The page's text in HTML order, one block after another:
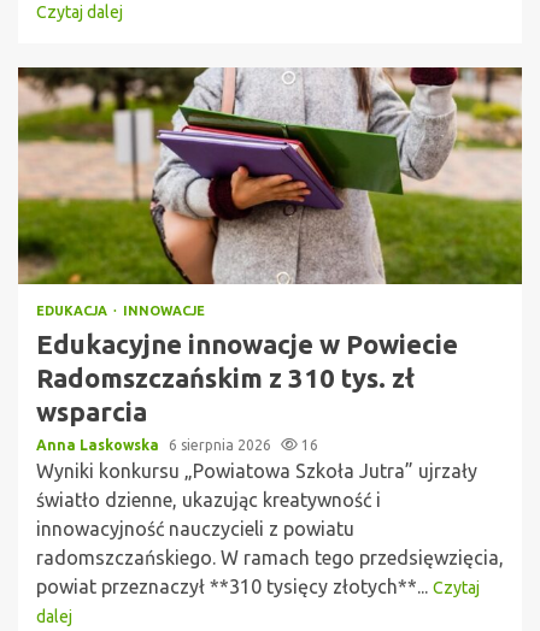
Czytaj dalej
EDUKACJA INNOWACJE
Edukacyjne innowacje w Powiecie
Radomszczańskim z 310 tys. zł
wsparcia
Anna Laskowska 6 sierpnia 2026 16
Wyniki konkursu „Powiatowa Szkoła Jutra” ujrzały
światło dzienne, ukazując kreatywność i
innowacyjność nauczycieli z powiatu
radomszczańskiego. W ramach tego przedsięwzięcia,
powiat przeznaczył **310 tysięcy złotych**... Czytaj
dalej